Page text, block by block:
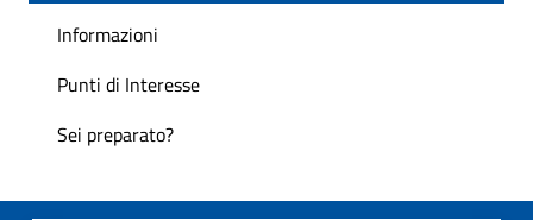
Informazioni
Punti di Interesse
Sei preparato?